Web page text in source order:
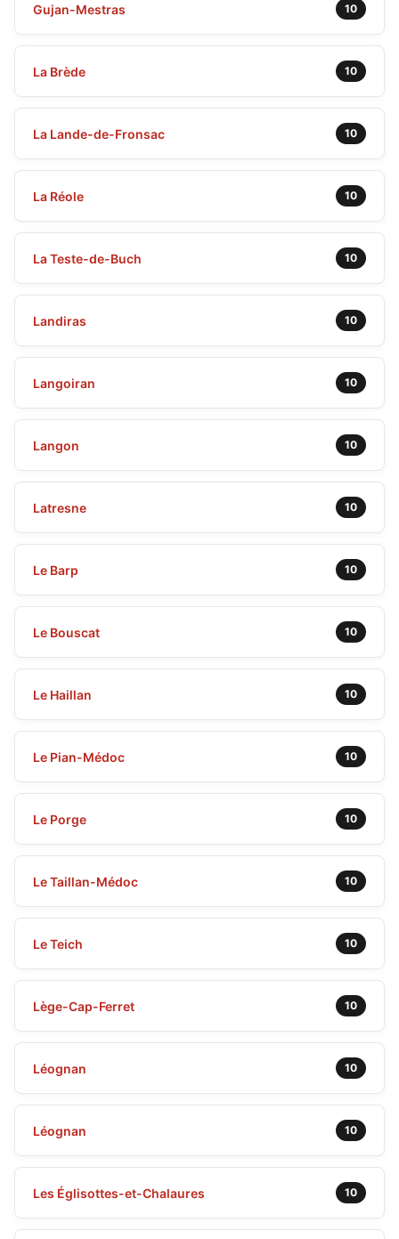
Gujan-Mestras 10
La Brède 10
La Lande-de-Fronsac 10
La Réole 10
La Teste-de-Buch 10
Landiras 10
Langoiran 10
Langon 10
Latresne 10
Le Barp 10
Le Bouscat 10
Le Haillan 10
Le Pian-Médoc 10
Le Porge 10
Le Taillan-Médoc 10
Le Teich 10
Lège-Cap-Ferret 10
Léognan 10
Léognan 10
Les Églisottes-et-Chalaures 10